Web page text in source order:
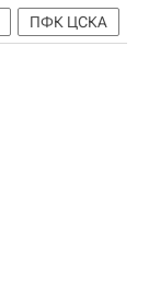
ПФК ЦСКА